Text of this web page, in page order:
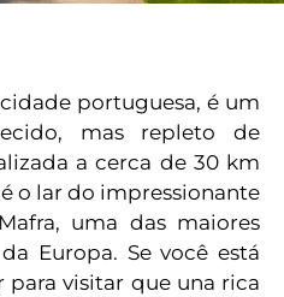
portuguesa, é um
mas repleto de
a cerca de 30 km
o lar do impressionante
uma das maiores
Europa. Se você está
visitar que una rica